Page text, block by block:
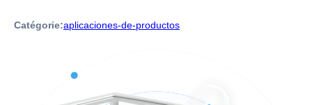
Catégorie:aplicaciones-de-productos